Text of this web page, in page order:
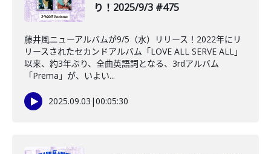
り！2025/9/3 #475
藤井風ニューアルバムが9/5（水）リリース！2022年にリ
リースされたセカンドアルバム「LOVE ALL SERVE ALL」
以来、約3年ぶり、全曲英語詞となる、3rdアルバム
「Prema」が、いよい...
2025.09.03 |00:05:30